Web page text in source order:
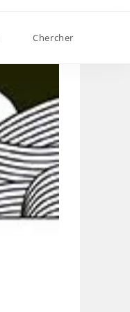
Chercher